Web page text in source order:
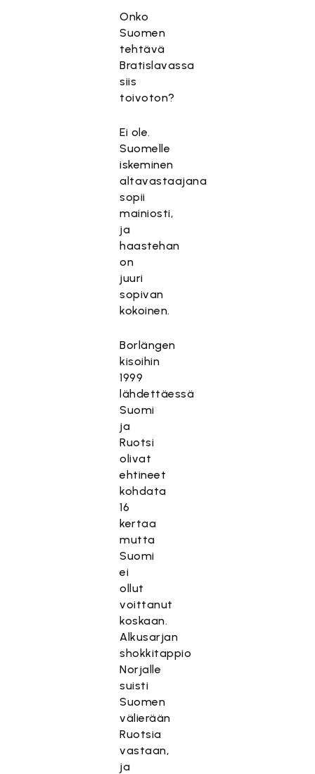
Onko
Suomen
tehtävä
Bratislavassa
siis
toivoton?
Ei ole.
Suomelle
iskeminen
altavastaajana
sopii
mainiosti,
ja
haastehan
on
juuri
sopivan
kokoinen.
Borlängen
kisoihin
1999
lähdettäessä
Suomi
ja
Ruotsi
olivat
ehtineet
kohdata
16
kertaa
mutta
Suomi
ei
ollut
voittanut
koskaan.
Alkusarjan
shokkitappio
Norjalle
suisti
Suomen
välierään
Ruotsia
vastaan,
ja